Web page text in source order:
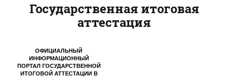
ОФИЦИАЛЬНЫЙ
ИНФОРМАЦИОННЫЙ
ПОРТАЛ ГОСУДАРСТВЕННОЙ
ИТОГОВОЙ АТТЕСТАЦИИ В
Государственная итоговая
аттестация